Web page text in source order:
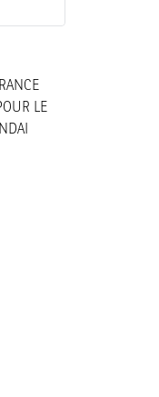
LE